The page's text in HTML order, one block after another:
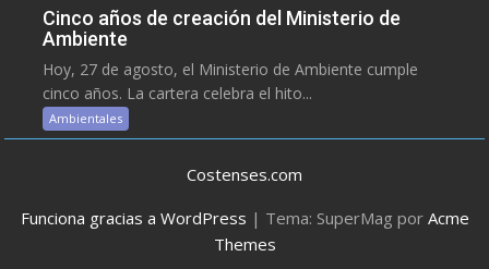
Cinco años de creación del Ministerio de
Ambiente
Hoy, 27 de agosto, el Ministerio de Ambiente cumple
cinco años. La cartera celebra el hito...
Ambientales
Costenses.com
Funciona gracias a WordPress | Tema: SuperMag por Acme
Themes